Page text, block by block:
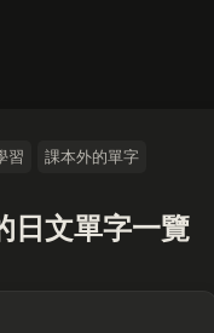
習 課本外的單字
日文單字一覽